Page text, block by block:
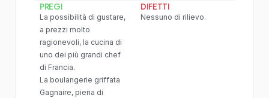
PREGI
La possibilità di gustare,
a prezzi molto
ragionevoli, la cucina di
uno dei più grandi chef
di Francia.
La boulangerie griffata
Gagnaire, piena di
DIFETTI
Nessuno di rilievo.